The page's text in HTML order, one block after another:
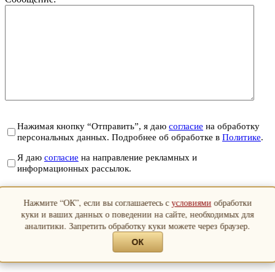
Нажимая кнопку “Отправить”, я даю согласие на обработку
персональных данных. Подробнее об обработке в Политике.
Я даю согласие на направление рекламных и
информационных рассылок.
Отправить
Закрыть
Нажмите “ОК”, если вы соглашаетесь сусловиями обработки
куки и ваших данных о поведении на сайте, необходимых для
аналитики. Запретить обработку куки можете через браузер.
ОК